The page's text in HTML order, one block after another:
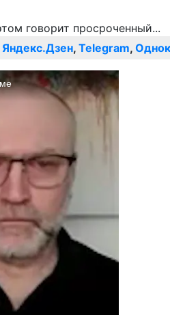
Яндекс.Дзен, Telegram,